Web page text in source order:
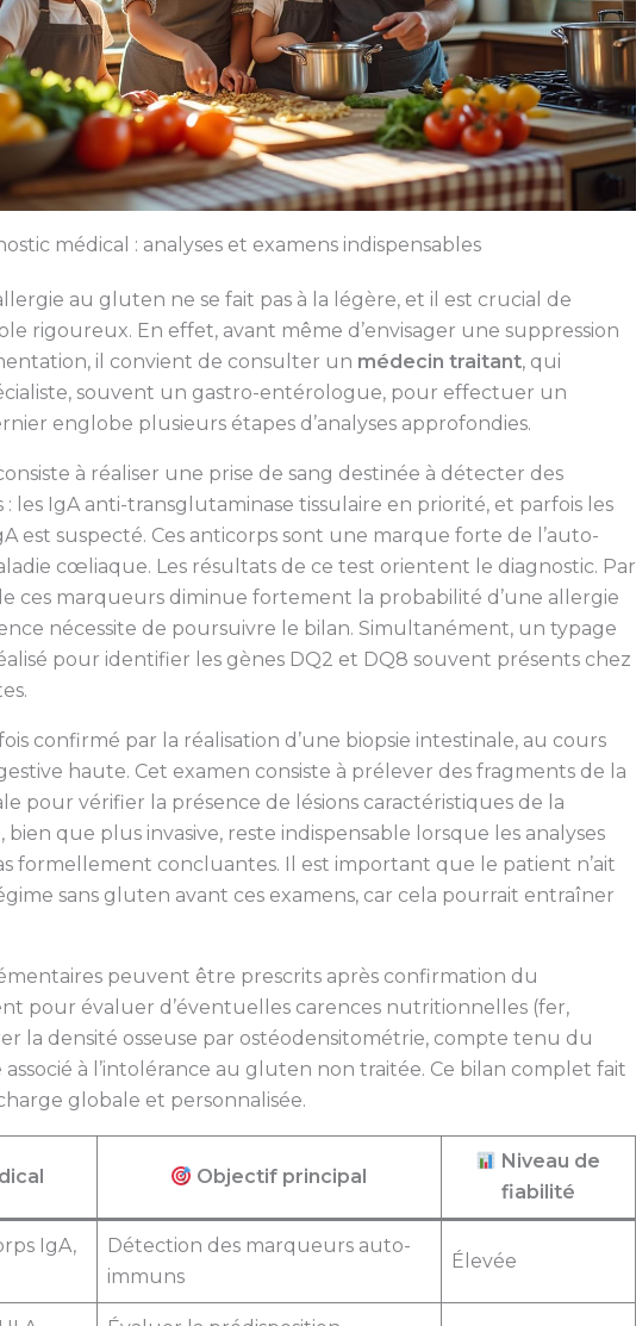
médical : analyses et examens indispensables
au gluten ne se fait pas à la légère, et il est crucial de
rigoureux. En effet, avant même d’envisager une suppression
il convient de consulter un médecin traitant, qui
souvent un gastro-entérologue, pour effectuer un
englobe plusieurs étapes d’analyses approfondies.
à réaliser une prise de sang destinée à détecter des
les IgA anti-transglutaminase tissulaire en priorité, et parfois les
est suspecté. Ces anticorps sont une marque forte de l’auto-
cœliaque. Les résultats de ce test orientent le diagnostic. Par
ces marqueurs diminue fortement la probabilité d’une allergie
nécessite de poursuivre le bilan. Simultanément, un typage
pour identifier les gènes DQ2 et DQ8 souvent présents chez
confirmé par la réalisation d’une biopsie intestinale, au cours
haute. Cet examen consiste à prélever des fragments de la
pour vérifier la présence de lésions caractéristiques de la
bien que plus invasive, reste indispensable lorsque les analyses
formellement concluantes. Il est important que le patient n’ait
sans gluten avant ces examens, car cela pourrait entraîner
peuvent être prescrits après confirmation du
pour évaluer d’éventuelles carences nutritionnelles (fer,
la densité osseuse par ostéodensitométrie, compte tenu du
associé à l’intolérance au gluten non traitée. Ce bilan complet fait
globale et personnalisée.
Objectif principal
Niveau de
fiabilité
IgA,
Détection des marqueurs auto-
immuns
Élevée